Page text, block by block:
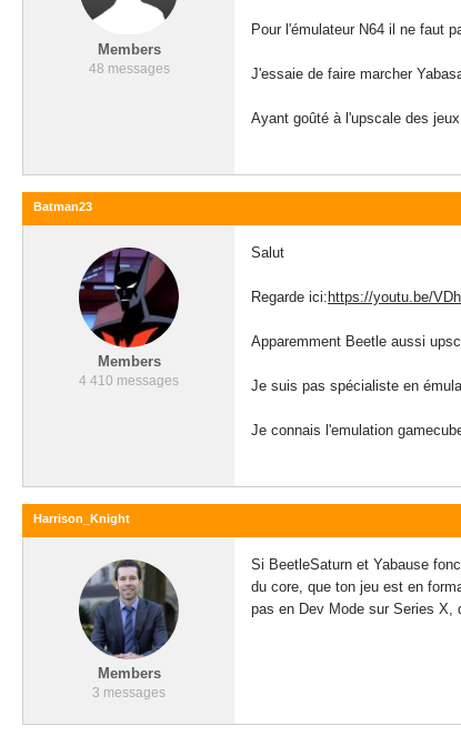
Members
48 messages
Pour l'émulateur N64 il ne faut
J'essaie de faire marcher
Ayant goûté à l'upscale des
Batman23
Members
4 410 messages
Salut
Regarde ici: https://youtu.be/
Apparemment Beetle aussi
Je suis pas spécialiste en
Je connais l'emulation
Harrison_Knight
Members
3 messages
Si BeetleSaturn et Yabause
du core, que ton jeu est en
pas en Dev Mode sur Series X,